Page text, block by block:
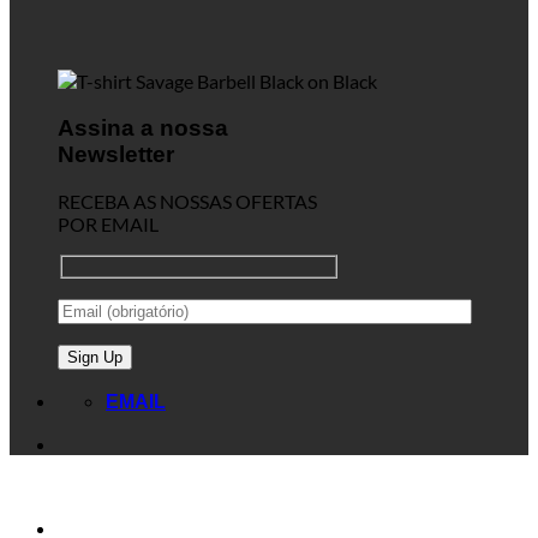
Assina a nossa
Newsletter
RECEBA AS NOSSAS OFERTAS
POR EMAIL
EMAIL